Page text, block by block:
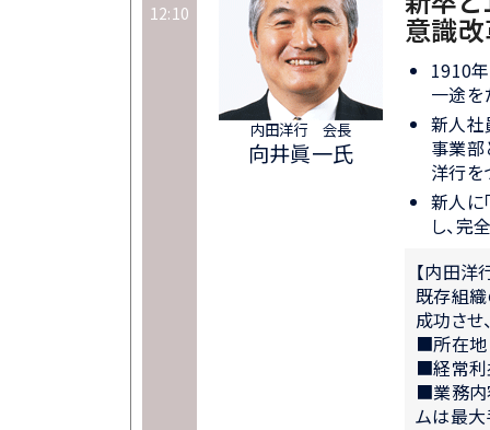
12:10
内田洋行 会長
向井眞一氏
意識
1910
一途を
新人社
事業部
洋行を
新人に
し、完
【内田
既存組織
成功させ
■所在
■経常
■業務内
ムは最